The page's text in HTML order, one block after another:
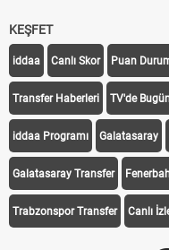
KEŞFET
iddaa Canlı Skor Puan
Transfer Haberleri TV'de
iddaa Programı Galatasaray
Galatasaray Transfer
Trabzonspor Transfer Canlı